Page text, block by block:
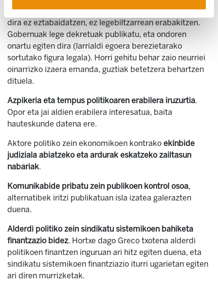
Dekretukada vs. parlamentarismoa: shock politikak ez
dira ez eztabaidatzen, ez legebiltzarrean erabakitzen.
Gobernuak lege dekretuak publikatu, eta ondoren
onartu egiten dira (larrialdi egoera berezietarako
sortutako figura legala). Horri gehitu behar zaio neurriei
oinarrizko izaera emanda, guztiak betetzera behartzen
dituela.
Azpikeria eta tempus politikoaren erabilera iruzurtia.
Opor eta jai aldien erabilera interesatua, baita
hauteskunde datena ere.
Aktore politiko zein ekonomikoen kontrako ekinbide
judiziala abiatzeko eta ardurak eskatzeko zailtasun
nabariak.
Komunikabide pribatu zein publikoen kontrol osoa,
alternatibek iritzi publikatuan isla izatea galerazten
duena.
Alderdi politiko zein sindikatu sistemikoen bahiketa
finantzazio bidez. Hortxe dago Greco txotena alderdi
politikoen finantzen inguruan ari hitz egiten duena, eta
sindikatu sistemikoen finantziazio iturri ugarietan egiten
ari diren murrizketak.